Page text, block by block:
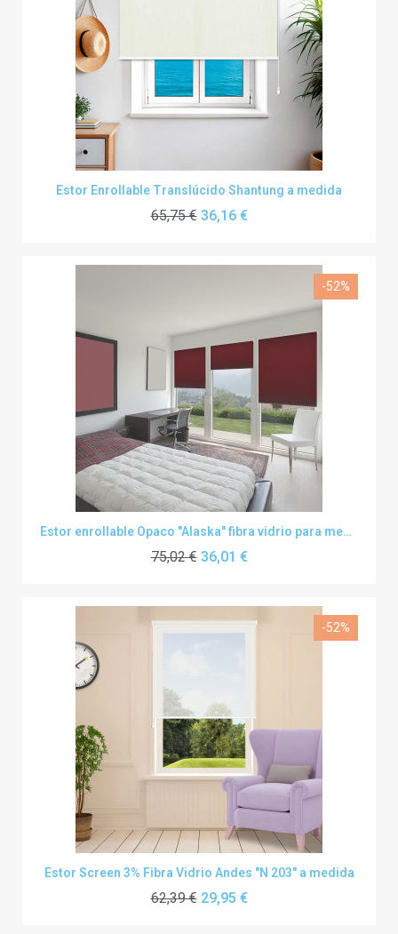
Estor Enrollable Translúcido Shantung a medida
65,75 € 36,16 €
-52%
Estor enrollable Opaco "Alaska" fibra vidrio para medidas grandes
75,02 € 36,01 €
-52%
Estor Screen 3% Fibra Vidrio Andes "N 203" a medida
62,39 € 29,95 €